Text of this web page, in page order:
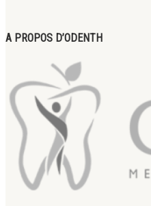
A PROPOS D’ODENTH